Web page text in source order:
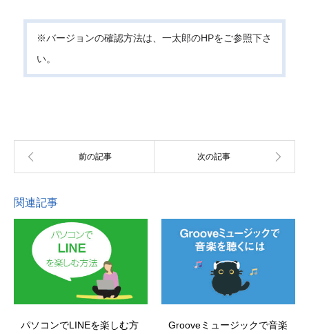
※バージョンの確認方法は、一太郎のHPをご参照下さ
い。
関連記事
パソコンでLINEを楽しむ方 Grooveミュージックで音楽